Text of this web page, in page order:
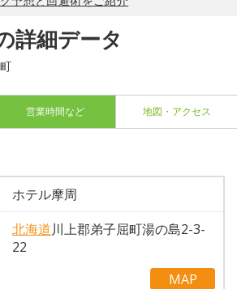
詳細データ
営業時間など 地図・アクセス
ホテル摩周
北海道川上郡弟子屈町湯の島2-3-
22
MAP